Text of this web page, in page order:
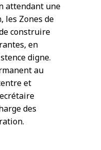
attendant une
les Zones de
construire
en
digne.
au
et
des